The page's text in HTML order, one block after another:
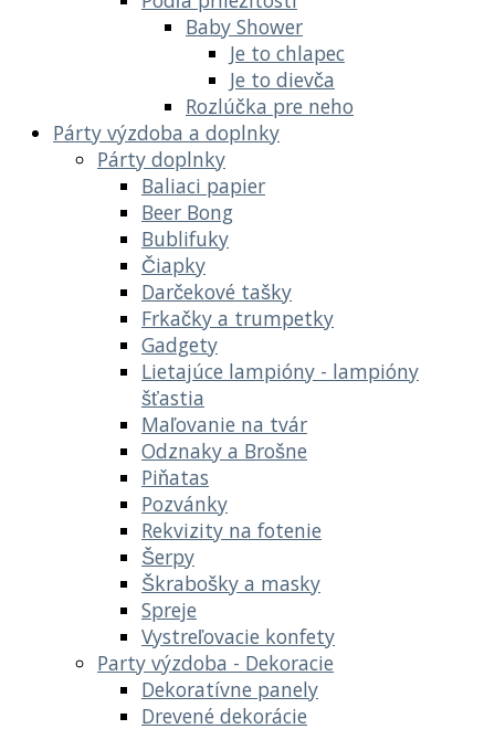
Baby Shower
Je to chlapec
Je to dievča
Rozlúčka pre neho
Párty výzdoba a doplnky
Párty doplnky
Baliaci papier
Beer Bong
Bublifuky
Čiapky
Darčekové tašky
Frkačky a trumpetky
Gadgety
Lietajúce lampióny - lampióny
šťastia
Maľovanie na tvár
Odznaky a Brošne
Piňatas
Pozvánky
Rekvizity na fotenie
Šerpy
Škrabošky a masky
Spreje
Vystreľovacie konfety
Party výzdoba - Dekoracie
Dekoratívne panely
Drevené dekorácie